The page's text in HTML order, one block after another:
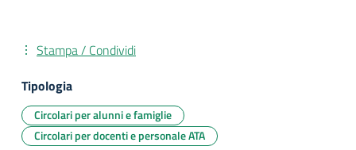
Stampa / Condividi
Tipologia
Circolari per alunni e famiglie
Circolari per docenti e personale ATA